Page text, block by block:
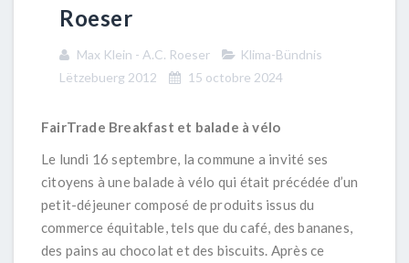
Roeser
Max Klein - A.C. Roeser
Klima-Bündnis
Lëtzebuerg 2012
15 octobre 2024
FairTrade Breakfast et balade à vélo
Le lundi 16 septembre, la commune a invité ses
citoyens à une balade à vélo qui était précédée d’un
petit-déjeuner composé de produits issus du
commerce équitable, tels que du café, des bananes,
des pains au chocolat et des biscuits. Après ce